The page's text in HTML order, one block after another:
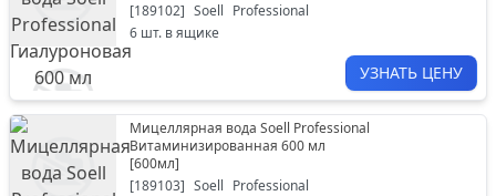
[189102] Soell Professional
6 шт. в ящике
УЗНАТЬ ЦЕНУ
Мицеллярная вода Soell Professional
Витаминизированная 600 мл
[600мл]
[189103] Soell Professional